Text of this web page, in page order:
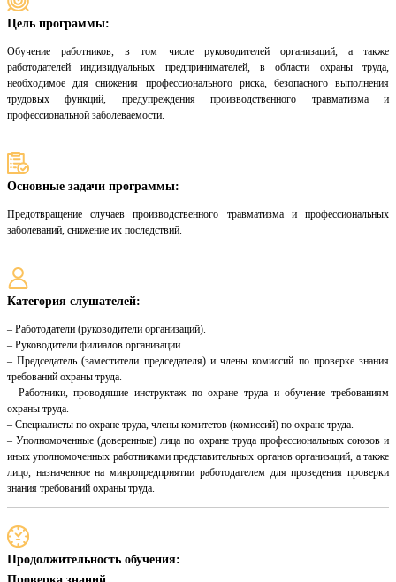
Цель программы:
Обучение работников, в том числе руководителей организаций, а также
работодателей индивидуальных предпринимателей, в области охраны труда,
необходимое для снижения профессионального риска, безопасного выполнения
трудовых функций, предупреждения производственного травматизма и
профессиональной заболеваемости.
Основные задачи программы:
Предотвращение случаев производственного травматизма и профессиональных
заболеваний, снижение их последствий.
Категория слушателей:
– Работодатели (руководители организаций).
– Руководители филиалов организации.
– Председатель (заместители председателя) и члены комиссий по проверке знания
требований охраны труда.
– Работники, проводящие инструктаж по охране труда и обучение требованиям
охраны труда.
– Специалисты по охране труда, члены комитетов (комиссий) по охране труда.
– Уполномоченные (доверенные) лица по охране труда профессиональных союзов и
иных уполномоченных работниками представительных органов организаций, а также
лицо, назначенное на микропредприятии работодателем для проведения проверки
знания требований охраны труда.
Продолжительность обучения: